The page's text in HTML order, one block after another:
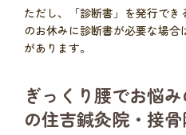
ただし、「診断書」を発行で
のお休みに診断書が必要な場
があります。
ぎっくり腰でお悩
の住吉鍼灸院・接